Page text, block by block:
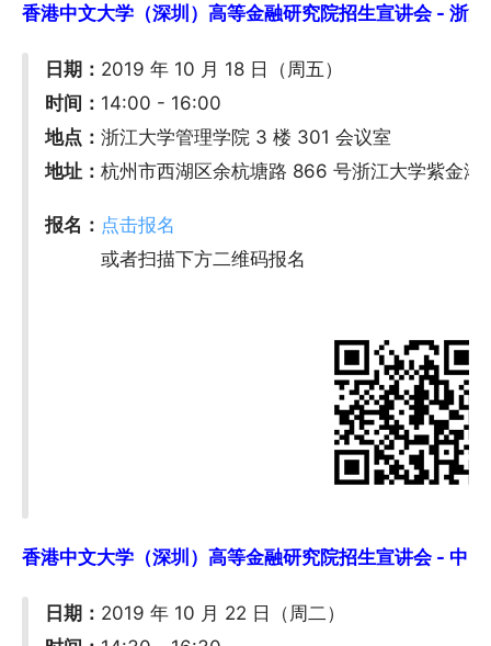
香港中文大学（深圳）高等金融研究院招生宣讲会 - 浙
日期： 2019 年 10 月 18 日（周五）
时间： 14:00 - 16:00
地点：浙江大学管理学院 3 楼 301 会议室
地址：杭州市西湖区余杭塘路 866 号浙江大学紫金港
报名： 点击报名
或者扫描下方二维码报名
香港中文大学（深圳）高等金融研究院招生宣讲会 - 中
日期： 2019 年 10 月 22 日（周二）